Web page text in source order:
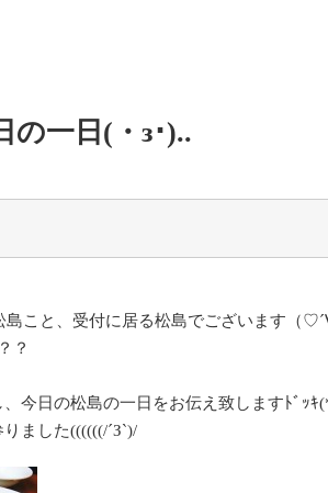
の一日(・з･)..
こと、受付に居る松島でございます（
？
今日の松島の一日をお伝え致しますﾄﾞｯ
ました((((((/´З`)/